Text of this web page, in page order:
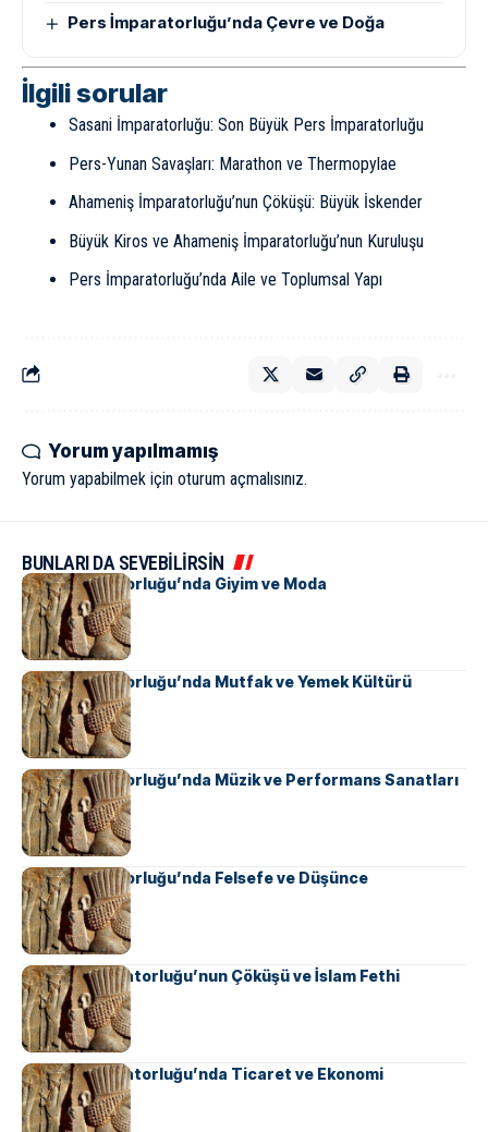
Pers İmparatorluğu’nda Çevre ve Doğa
İlgili sorular
Sasani İmparatorluğu: Son Büyük Pers İmparatorluğu
Pers-Yunan Savaşları: Marathon ve Thermopylae
Ahameniş İmparatorluğu’nun Çöküşü: Büyük İskender
Büyük Kiros ve Ahameniş İmparatorluğu’nun Kuruluşu
Pers İmparatorluğu’nda Aile ve Toplumsal Yapı
Yorum yapılmamış
Yorum yapabilmek için oturum açmalısınız.
BUNLARI DA SEVEBİLİRSİN
Pers İmparatorluğu’nda Giyim ve Moda
Pers İmparatorluğu’nda Mutfak ve Yemek Kültürü
Pers İmparatorluğu’nda Müzik ve Performans Sanatları
Pers İmparatorluğu’nda Felsefe ve Düşünce
Sasani İmparatorluğu’nun Çöküşü ve İslam Fethi
Sasani İmparatorluğu’nda Ticaret ve Ekonomi